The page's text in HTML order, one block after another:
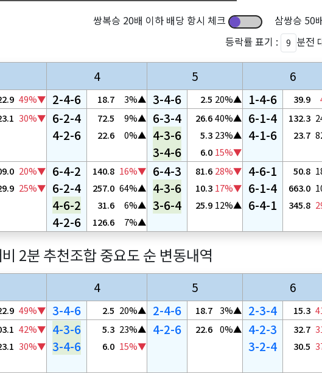
쌍복승 20배 이하 배당 항시 체크
삼쌍승 50
등락률 표기 :
분전
4 5 6
49%▼ 2-4-6 18.7 3%▲ 3-4-6 2.5 20%▲ 1-4-6 39.9
30%▼ 6-2-4
4-2-6
72.5
9%▲
22.6
0%▲
6-3-4
4-3-6
3-4-6
26.6 40%▲
5.3 23%▲
6.0 15%▼
6-1-4
4-1-6
132.3
23.7
20%▼
25%▼
6-4-2
6-2-4
4-6-2
4-2-6
140.8 16%▼
257.0 64%▲
31.6
6%▲
126.6
7%▲
6-4-3
4-3-6
3-6-4
81.6 28%▼
10.3 17%▼
25.9 12%▲
4-6-1
6-1-4
6-4-1
50.8
663.0
345.8
2분 추천조합 중요도 순 변동내역
4 5 6
49%▼ 3-4-6 2.5 20%▲ 2-4-6 18.7 3%▲ 2-3-4 15.3
42%▼
30%▼
4-3-6
3-4-6
5.3 23%▲
6.0 15%▼
4-2-6 22.6 0%▲ 4-2-3
3-2-4
32.7
30.5